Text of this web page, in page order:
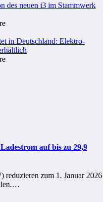
des neuen i3 im Stammwerk
in Deutschland: Elektro-
auf bis zu 29,9
reduzieren zum 1. Januar 2026